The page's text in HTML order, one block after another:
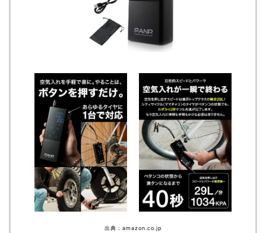
出典：amazon.co.jp